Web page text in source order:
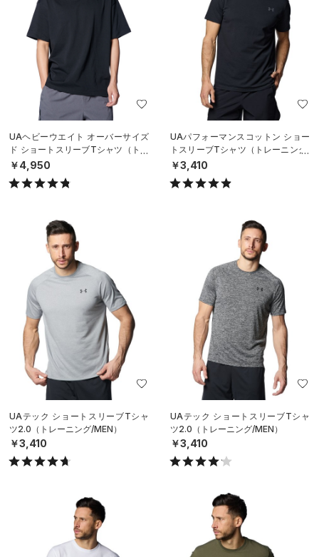
UAヘビーウエイト オーバーサイズ
ド ショートスリーブTシャツ（トレ
ーニング/MEN）
￥4,950
UAパフォーマンスコットン ショー
トスリーブTシャツ（トレーニング/
MEN）
￥3,410
UAテック ショートスリーブTシャ
ツ2.0（トレーニング/MEN）
￥3,410
UAテック ショートスリーブTシャ
ツ2.0（トレーニング/MEN）
￥3,410